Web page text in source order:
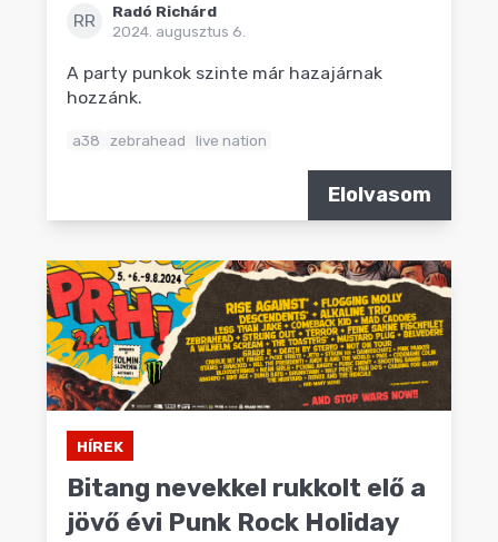
RR
Radó Richárd
2024. augusztus 6.
A party punkok szinte már hazajárnak
hozzánk.
a38 zebrahead live nation
Elolvasom
HÍREK
Bitang nevekkel rukkolt elő a
jövő évi Punk Rock Holiday